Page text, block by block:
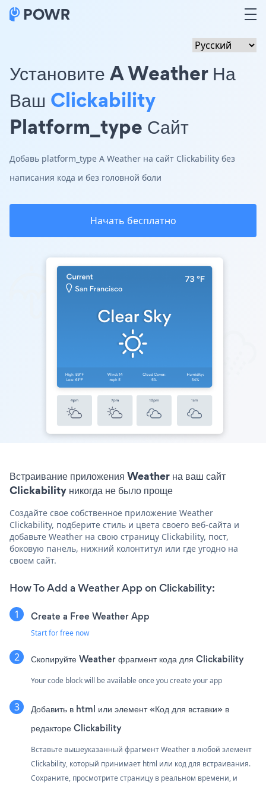
Установите A Weather На
Ваш Clickability
Platform_type Сайт
Добавь platform_type A Weather на сайт Clickability без
написания кода и без головной боли
Начать бесплатно
Встраивание приложения Weather на ваш сайт
Clickability никогда не было проще
Создайте свое собственное приложение Weather
Clickability, подберите стиль и цвета своего веб-сайта и
добавьте Weather на свою страницу Clickability, пост,
боковую панель, нижний колонтитул или где угодно на
своем сайт.
How To Add a Weather App on Clickability:
Create a Free Weather App
Start for free now
Скопируйте Weather фрагмент кода для Clickability
Your code block will be available once you create your app
Добавить в html или элемент «Код для вставки» в
редакторе Clickability
Вставьте вышеуказанный фрагмент Weather в любой элемент
Clickability, который принимает html или код для встраивания.
Сохраните, просмотрите страницу в реальном времени, и